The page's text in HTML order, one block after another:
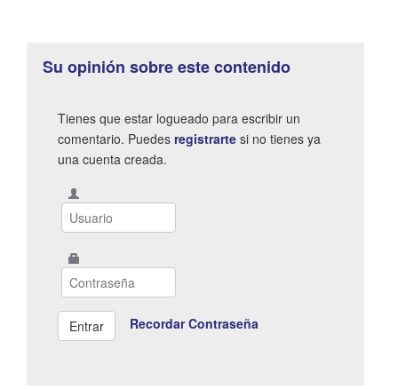
Su opinión sobre este contenido
Tienes que estar logueado para escribir un
comentario. Puedes registrarte si no tienes ya
una cuenta creada.
Recordar Contraseña